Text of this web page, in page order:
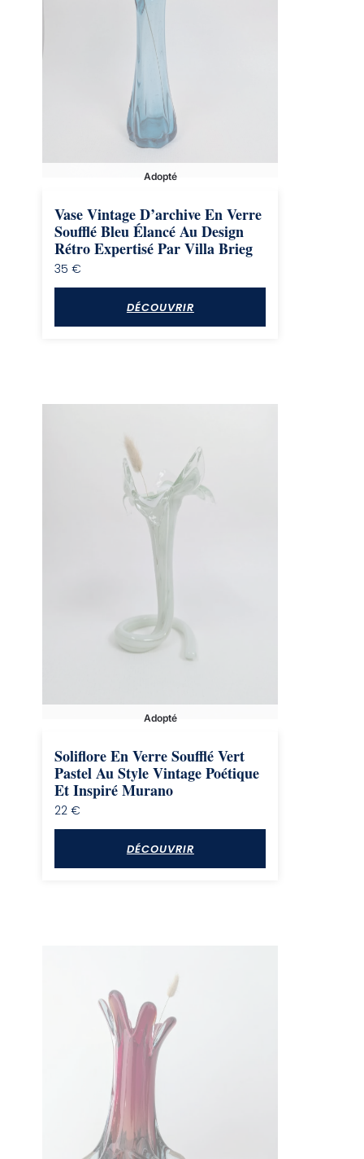
Adopté
Vase Vintage D’archive En Verre
Soufflé Bleu Élancé Au Design
Rétro Expertisé Par Villa Brieg
35€
DÉCOUVRIR
Adopté
Soliflore En Verre Soufflé Vert
Pastel Au Style Vintage Poétique
Et Inspiré Murano
22€
DÉCOUVRIR